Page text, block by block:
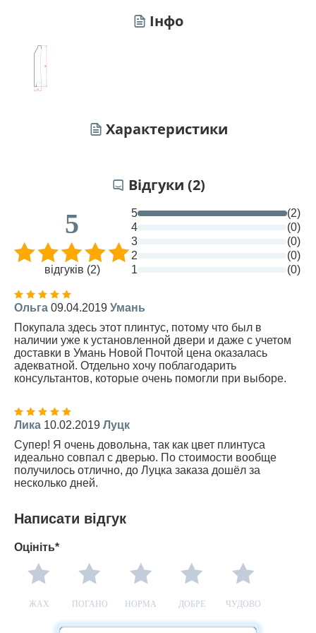
Інфо
Характеристики
Відгуки (2)
5
відгуків (2)
5
(2)
4
(0)
3
(0)
2
(0)
1
(0)
Ольга 09.04.2019 Умань
Покупала здесь этот плинтус, потому что был в
наличии уже к установленной двери и даже с учетом
доставки в Умань Новой Почтой цена оказалась
адекватной. Отдельно хочу поблагодарить
консультантов, которые очень помогли при выборе.
Лика 10.02.2019 Луцк
Супер! Я очень довольна, так как цвет плинтуса
идеально совпал с дверью. По стоимости вообще
получилось отлично, до Луцка заказа дошёл за
несколько дней.
Написати відгук
Оцініть*
ЖАХ ПОГАНО НОРМА ДОБРЕ ЧУДОВО